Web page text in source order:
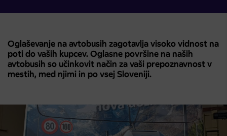
Oglaševanje na avtobusih zagotavlja visoko vidnost na
poti do vaših kupcev. Oglasne površine na naših
avtobusih so učinkovit način za vaši prepoznavnost v
mestih, med njimi in po vsej Sloveniji.